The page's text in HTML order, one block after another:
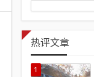
热评文章
1